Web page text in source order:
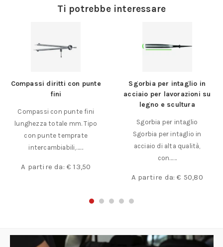
Ti potrebbe interessare
Compassi diritti con punte
fini
Compassi con punte fini
lunghezza totale mm. Tipo
con punte temprate
intercambiabili,……
A partire da: € 13,50
Sgorbia per intaglio in
acciaio per lavorazioni su
legno e scultura
Sgorbia per intaglio
Sgorbia per intaglio in
acciaio di alta qualità,
con……
A partire da:€ 50,80